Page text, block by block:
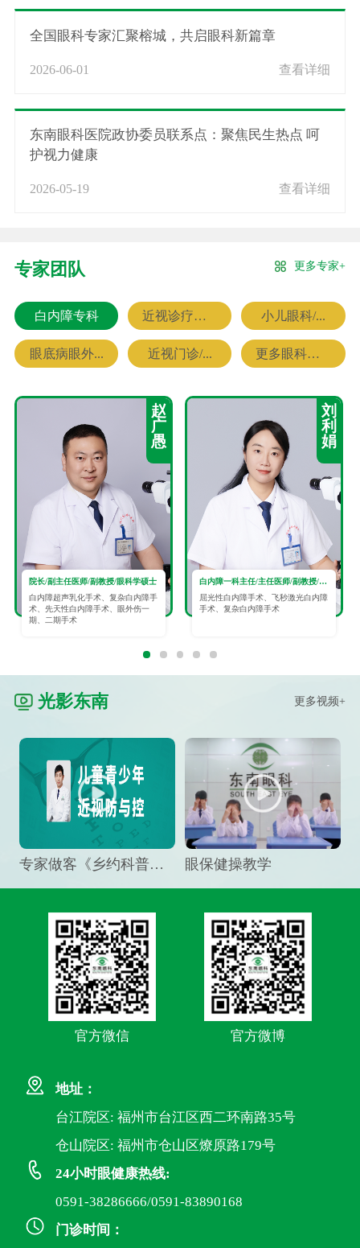
全国眼科专家汇聚榕城，共启眼科新篇章
2026-06-01 查看详细
东南眼科医院政协委员联系点：聚焦民生热点 呵
护视力健康
2026-05-19 查看详细
专家团队 更多专家+
白内障专科 近视诊疗专科 小儿眼科/...
眼底病眼外... 近视门诊/... 更多眼科专家
赵
广
愚
院长/副主任医师/副教授/眼科学硕士
白内障超声乳化手术、复杂白内障手
术、先天性白内障手术、眼外伤一
期、二期手术
刘
利
娟
白内障一科主任/主任医师/副教授/眼科学硕士
屈光性白内障手术、飞秒激光白内障
手术、复杂白内障手术
光影东南 更多视频+
专家做客《乡约科普》栏目，预防孩子近视竟然这么“简单” 眼保健操教学
官方微信 官方微博
地址：
台江院区: 福州市台江区西二环南路35号
仓山院区: 福州市仓山区燎原路179号
24小时眼健康热线:
0591-38286666/0591-83890168
门诊时间：